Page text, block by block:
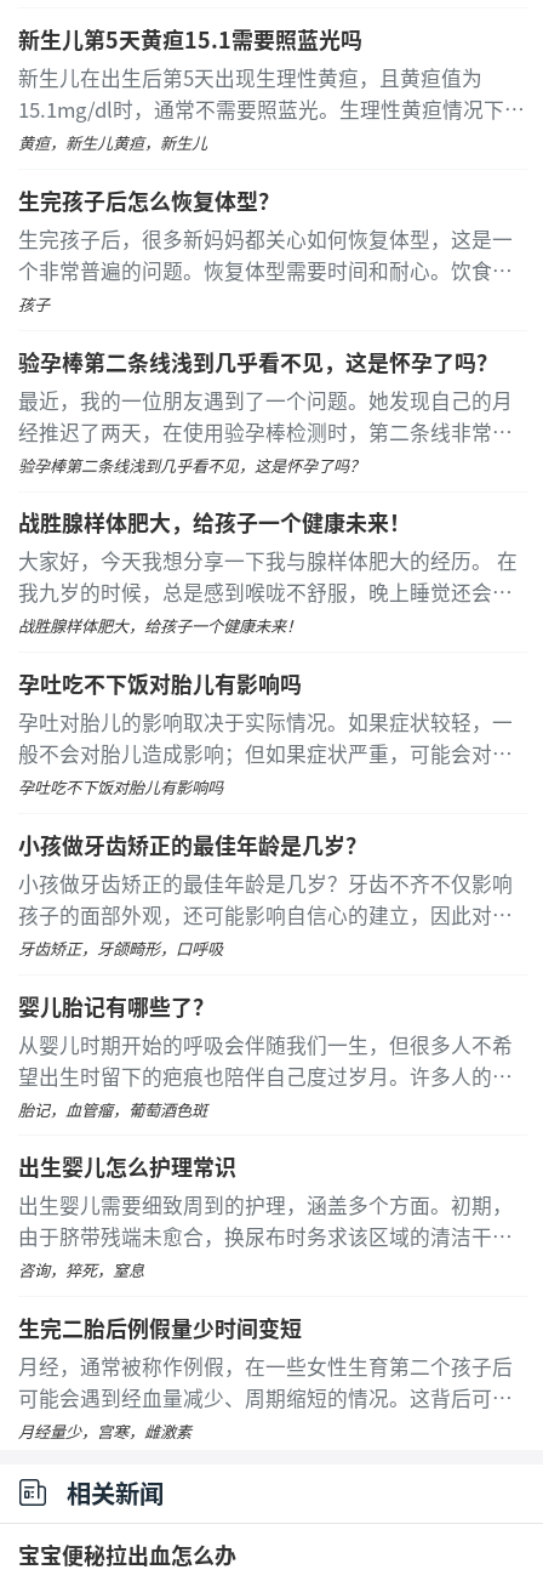
颜色和日常活动状态，发现异常应及时就医。
婴儿消化道出血常伴有腹部不适，如腹胀、腹痛、
哭闹、拒食或呕吐。肠套叠引起的出血可表现为阵发性
染性肠炎导致的出血则常伴有腹泻、发热、呕吐等症
状。家长需观察婴儿的腹部体征和大便性状，及时寻求
医疗帮助。
带婴儿到儿科或儿童消化科就诊。日常护理中，注意合
理喂养，避免婴儿进食过硬或刺激性食物，定期进行健
康检查，以早期发现并处理潜在问题。
是在产前一个月左右...[详细]
新生儿第5天黄疸15.1需要照蓝光吗
新生儿在出生后第5天出现生理性黄疸，且黄疸值为
15.1mg/dl时，通常不需要照蓝光。生理性黄疸情况下，
如果宝宝整体状况良好，黄疸值上升缓慢，也不需要特
素会被自然代谢掉，黄疸也会慢慢消退
黄疸，新生儿黄疸，新生儿
生完孩子后怎么恢复体型？
生完孩子后，很多新妈妈都关心如何恢复体型，这是一
个非常普遍的问题。恢复体型需要时间和耐心。饮食方
面是关键。产后身体需要充足的营养来恢复，保持均衡
孩子
验孕棒第二条线浅到几乎看不见，这是怀孕了吗？
最近，我的一位朋友遇到了一个问题。她发现自己的月
经推迟了两天，在使用验孕棒检测时，第二条线非常浅
几乎看不见，这让她十分担忧是否怀孕。于是，我决定
实怀孕了...[详细]
验孕棒第二条线浅到几乎看不见，这是怀孕了吗？
战胜腺样体肥大，给孩子一个健康未来！
大家好，今天我想分享一下我与腺样体肥大的经历。 在
我九岁的时候，总是感到喉咙不舒服，晚上睡觉还会打
呼噜，偶尔会出现呼吸暂停的情况。妈妈很担心，带我
[详细]
战胜腺样体肥大，给孩子一个健康未来！
孕吐吃不下饭对胎儿有影响吗
孕吐对胎儿的影响取决于实际情况。如果症状较轻，一
般不会对胎儿造成影响；但如果症状严重，可能会对胎
儿产生不利影响。建议孕妇在出现严重孕吐时前往医院
孕吐吃不下饭对胎儿有影响吗
小孩做牙齿矫正的最佳年龄是几岁？
小孩做牙齿矫正的最佳年龄是几岁？牙齿不齐不仅影响
孩子的面部外观，还可能影响自信心的建立，因此对孩
子进行牙齿矫正是非常重要的。 儿童牙齿矫正的最佳时
牙齿矫正，牙颌畸形，口呼吸
婴儿胎记有哪些了？
从婴儿时期开始的呼吸会伴随我们一生，但很多人不希
望出生时留下的疤痕也陪伴自己度过岁月。许多人的身
体上都有胎记，这些胎记不仅影响美观，有时还可能对
的，有的则是在出生后不久出现的
胎记，血管瘤，葡萄酒色斑
出生婴儿怎么护理常识
出生婴儿需要细致周到的护理，涵盖多个方面。初期，
由于脐带残端未愈合，换尿布时务求该区域的清洁干
燥，可应用无酒精消毒液轻柔清理，以防感染
咨询，猝死，窒息
生完二胎后例假量少时间变短
月经，通常被称作例假，在一些女性生育第二个孩子后
可能会遇到经血量减少、周期缩短的情况。这背后可能
隐藏着多种因素，包括过度节食、不良生活习惯、卵巢
月经量少，宫寒，雌激素
相关新闻
宝宝便秘拉出血怎么办